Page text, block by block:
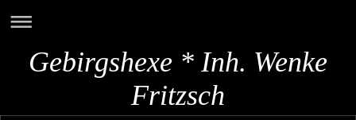
Gebirgshexe * Inh. Wenke
Fritzsch